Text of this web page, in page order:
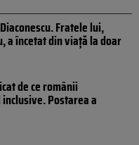
Fratele lui,
a încetat din viață la doar
de ce românii
Postarea a